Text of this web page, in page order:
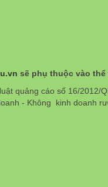
sẽ phụ thuộc vào
quảng cáo số 16/2012/
- Không kinh doanh